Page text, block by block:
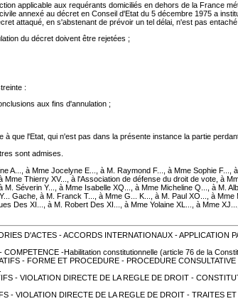
applicable aux requérants domiciliés en dehors de la France
annexé au décret en Conseil d'Etat du 5 décembre 1975 a
attaqué, en s'abstenant de prévoir un tel délai, n'est pas entaché
du décret doivent être rejetées ;
:
aux fins d'annulation ;
à que l'Etat, qui n'est pas dans la présente instance la partie
sont admises.
A..., à Mme Jocelyne E..., à M. Raymond F..., à Mme Sophie
Thierry XV..., à l'Association de défense du droit de vote, à
Séverin Y..., à Mme Isabelle XQ..., à Mme Micheline Q..., à M.
Gache, à M. Franck T..., à Mme G... K..., à M. Paul XO..., à
Des XI..., à M. Robert Des XI..., à Mme Yolaine XL..., à Mme
D'ACTES - ACCORDS INTERNATIONAUX -
-Habilitation constitutionnelle (article 76 de la
- FORME ET PROCEDURE - PROCEDURE
- VIOLATION DIRECTE DE LA REGLE DE DROIT -
- VIOLATION DIRECTE DE LA REGLE DE DROIT - TRAITES